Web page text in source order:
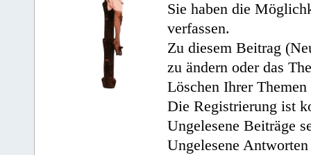
Sie haben die
verfassen.
Zu diesem Beitrag
zu ändern oder das
Löschen Ihrer
Die Registrierung ist
Ungelesene Beiträge
Ungelesene